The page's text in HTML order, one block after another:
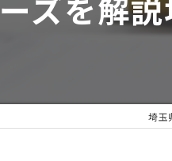
ズを解
埼玉